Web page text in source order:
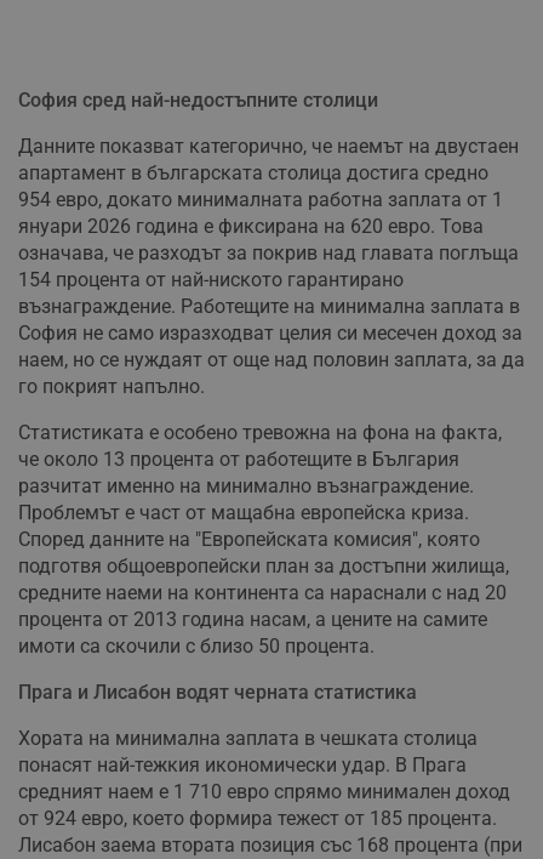
София сред най-недостъпните столици
Данните показват категорично, че наемът на двустаен
апартамент в българската столица достига средно
954 евро, докато минималната работна заплата от 1
януари 2026 година е фиксирана на 620 евро. Това
означава, че разходът за покрив над главата поглъща
154 процента от най-ниското гарантирано
възнаграждение. Работещите на минимална заплата в
София не само изразходват целия си месечен доход за
наем, но се нуждаят от още над половин заплата, за да
го покрият напълно.
Статистиката е особено тревожна на фона на факта,
че около 13 процента от работещите в България
разчитат именно на минимално възнаграждение.
Проблемът е част от мащабна европейска криза.
Според данните на "Европейската комисия", която
подготвя общоевропейски план за достъпни жилища,
средните наеми на континента са нараснали с над 20
процента от 2013 година насам, а цените на самите
имоти са скочили с близо 50 процента.
Прага и Лисабон водят черната статистика
Хората на минимална заплата в чешката столица
понасят най-тежкия икономически удар. В Прага
средният наем е 1 710 евро спрямо минимален доход
от 924 евро, което формира тежест от 185 процента.
Лисабон заема втората позиция със 168 процента (при